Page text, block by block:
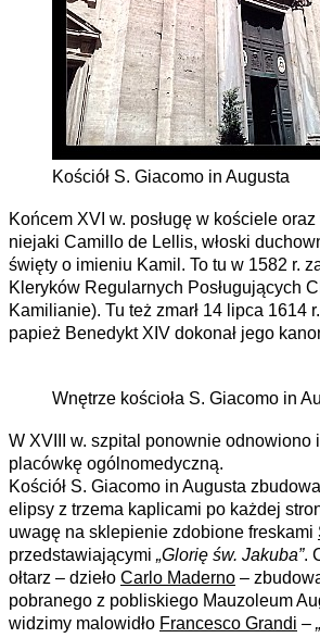
Kościół S. Giacomo in Augusta
Końcem XVI w. posługę w kościele oraz
niejaki Camillo de Lellis, włoski
święty o imieniu Kamil. To tu w 1582 r.
Kleryków Regularnych Posługujących
Kamilianie). Tu też zmarł 14 lipca 1614
papież Benedykt XIV dokonał jego
Wnętrze kościoła S. Giacomo in
W XVIII w. szpital ponownie odnowiono
placówkę ogólnomedyczną.
Kościół S. Giacomo in Augusta
elipsy z trzema kaplicami po każdej
uwagę na sklepienie zdobione freskami
przedstawiającymi „Glorię św. Jakuba”.
ołtarz – dzieło Carlo Maderno –
pobranego z pobliskiego Mauzoleum
widzimy malowidło Francesco Grandi –